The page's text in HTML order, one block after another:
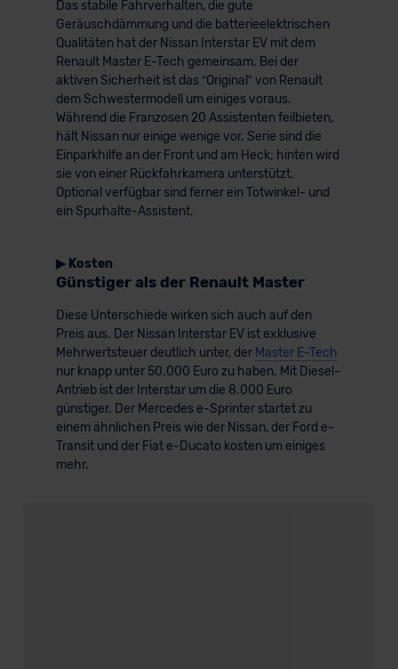
der EU erfolgt, erfolgt dies ausschließlich auf der
Grundlage eines Angemessenheitsbeschlusses der EU-
Kommission (Art. 45 Abs. 1 DSGVO), von
Standarddatenschutzklauseln (Art. 46 Abs. 2 lit. c
DSGVO) oder wenn Sie hierzu Ihre Einwilligung freiwillig
erteilen. Nähere Informationen zu den bestehenden
Datenschutzklauseln können Sie über den Kontakt zu
unserem Datenschutzbeauftragten unter
datenschutz@meinauto.de anfordern.
Das stabile Fahrverhalten, die gute
Geräuschdämmung und die batterieelektrischen
Qualitäten hat der Nissan Interstar EV mit dem
Renault Master E-Tech gemeinsam. Bei der
aktiven Sicherheit ist das “Original” von Renault
dem Schwestermodell um einiges voraus.
Während die Franzosen 20 Assistenten feilbieten,
hält Nissan nur einige wenige vor. Serie sind die
Einparkhilfe an der Front und am Heck; hinten wird
sie von einer Rückfahrkamera unterstützt.
Optional verfügbar sind ferner ein Totwinkel- und
ein Spurhalte-Assistent.
▶ Kosten
Günstiger als der Renault Master
Diese Unterschiede wirken sich auch auf den
Preis aus. Der Nissan Interstar EV ist exklusive
Mehrwertsteuer deutlich unter, der Master E-Tech
nur knapp unter 50.000 Euro zu haben. Mit Diesel-
Antrieb ist der Interstar um die 8.000 Euro
günstiger. Der Mercedes e-Sprinter startet zu
einem ähnlichen Preis wie der Nissan, der Ford e-
Transit und der Fiat e-Ducato kosten um einiges
mehr.